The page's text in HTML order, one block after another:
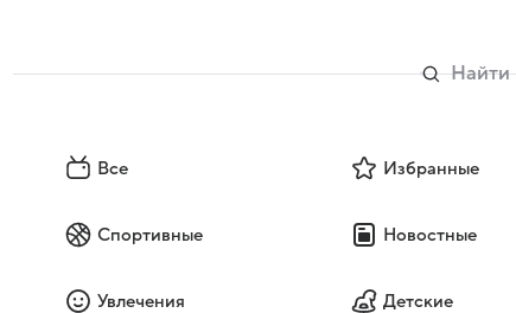
Все Избранные
Спортивные Новостные
Увлечения Детские